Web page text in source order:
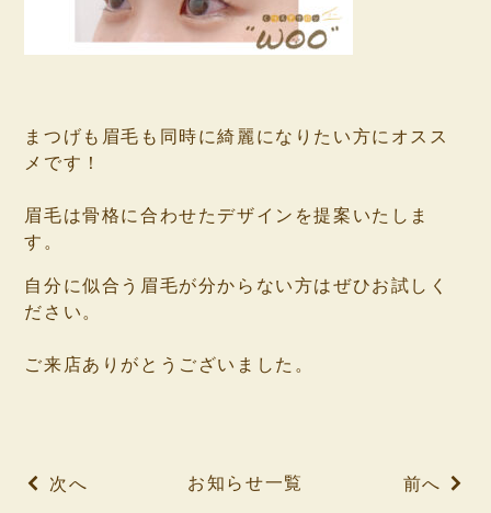
まつげも眉毛も同時に綺麗になりたい方にオスス
メです！
眉毛は骨格に合わせたデザインを提案いたしま
す。
自分に似合う眉毛が分からない方はぜひお試しく
ださい。
ご来店ありがとうございました。
次へ お知らせ一覧 前へ